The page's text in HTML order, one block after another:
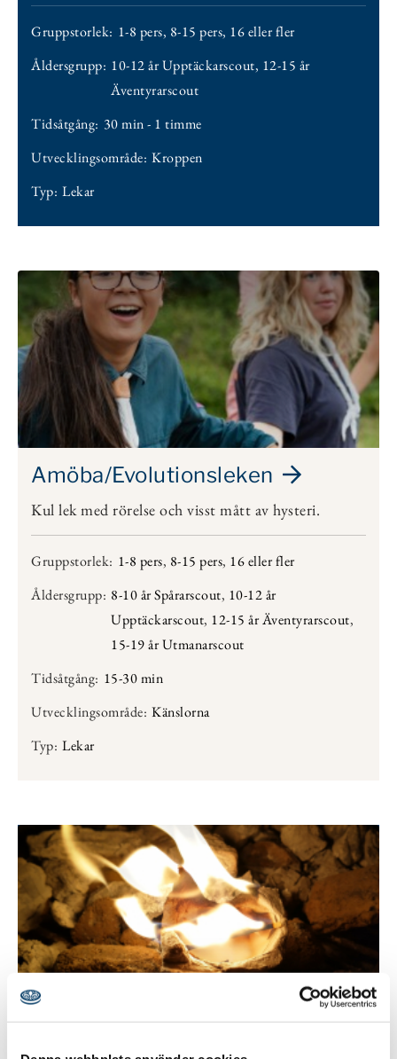
Gruppstorlek: 1-8 pers, 8-15 pers, 16 eller fler
Åldersgrupp: 10-12 år Upptäckarscout, 12-15 år
Äventyrarscout
Tidsåtgång: 30 min - 1 timme
Utvecklingsområde: Kroppen
Typ: Lekar
Amöba/Evolutionsleken
Kul lek med rörelse och visst mått av hysteri.
Gruppstorlek: 1-8 pers, 8-15 pers, 16 eller fler
Åldersgrupp: 8-10 år Spårarscout, 10-12 år
Upptäckarscout, 12-15 år Äventyrarscout,
15-19 år Utmanarscout
Tidsåtgång: 15-30 min
Utvecklingsområde: Känslorna
Typ: Lekar
Baka bröd över öppen eld